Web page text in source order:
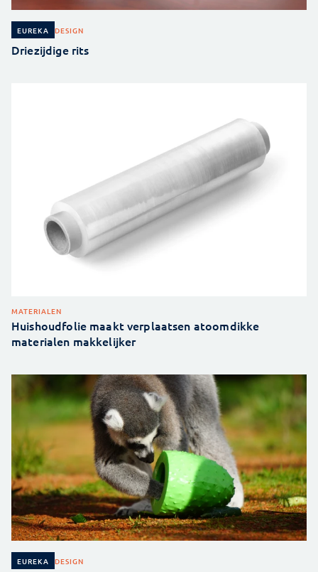
EUREKA DESIGN
Driezijdige rits
MATERIALEN
Huishoudfolie maakt verplaatsen atoomdikke
materialen makkelijker
EUREKA DESIGN